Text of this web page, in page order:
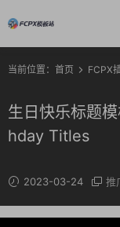
当前位置： 首页 FCPX
生日快乐标题
hday Titles
2023-03-24 推